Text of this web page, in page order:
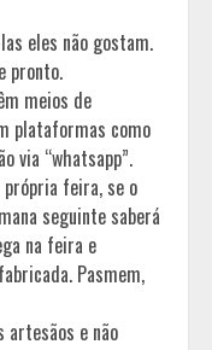
eles não gostam.
pronto.
meios de
plataformas como
via “whatsapp”.
feira, se o
seguinte saberá
na feira e
Pasmem,
artesãos e não